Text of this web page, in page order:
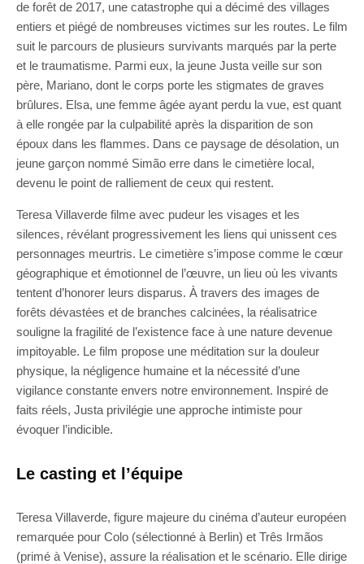
de forêt de 2017, une catastrophe qui a décimé des villages
entiers et piégé de nombreuses victimes sur les routes. Le film
suit le parcours de plusieurs survivants marqués par la perte
et le traumatisme. Parmi eux, la jeune Justa veille sur son
père, Mariano, dont le corps porte les stigmates de graves
brûlures. Elsa, une femme âgée ayant perdu la vue, est quant
à elle rongée par la culpabilité après la disparition de son
époux dans les flammes. Dans ce paysage de désolation, un
jeune garçon nommé Simão erre dans le cimetière local,
devenu le point de ralliement de ceux qui restent.
Teresa Villaverde filme avec pudeur les visages et les
silences, révélant progressivement les liens qui unissent ces
personnages meurtris. Le cimetière s’impose comme le cœur
géographique et émotionnel de l’œuvre, un lieu où les vivants
tentent d’honorer leurs disparus. À travers des images de
forêts dévastées et de branches calcinées, la réalisatrice
souligne la fragilité de l’existence face à une nature devenue
impitoyable. Le film propose une méditation sur la douleur
physique, la négligence humaine et la nécessité d’une
vigilance constante envers notre environnement. Inspiré de
faits réels, Justa privilégie une approche intimiste pour
évoquer l’indicible.
Le casting et l’équipe
Teresa Villaverde, figure majeure du cinéma d’auteur européen
remarquée pour Colo (sélectionné à Berlin) et Três Irmãos
(primé à Venise), assure la réalisation et le scénario. Elle dirige